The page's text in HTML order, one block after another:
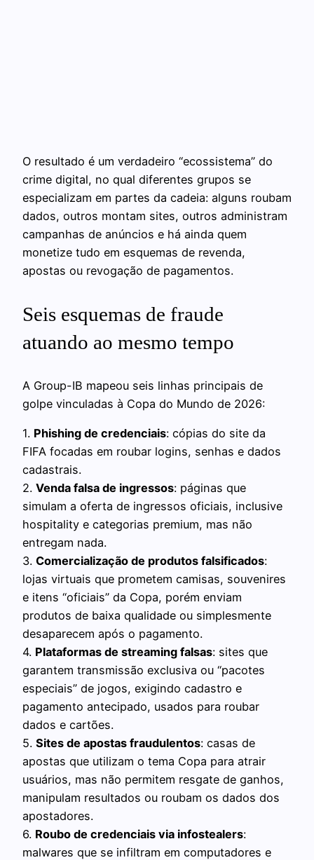
O resultado é um verdadeiro “ecossistema” do
crime digital, no qual diferentes grupos se
especializam em partes da cadeia: alguns roubam
dados, outros montam sites, outros administram
campanhas de anúncios e há ainda quem
monetize tudo em esquemas de revenda,
apostas ou revogação de pagamentos.
Seis esquemas de fraude
atuando ao mesmo tempo
A Group-IB mapeou seis linhas principais de
golpe vinculadas à Copa do Mundo de 2026:
1. Phishing de credenciais: cópias do site da
FIFA focadas em roubar logins, senhas e dados
cadastrais.
2. Venda falsa de ingressos: páginas que
simulam a oferta de ingressos oficiais, inclusive
hospitality e categorias premium, mas não
entregam nada.
3. Comercialização de produtos falsificados:
lojas virtuais que prometem camisas, souvenires
e itens “oficiais” da Copa, porém enviam
produtos de baixa qualidade ou simplesmente
desaparecem após o pagamento.
4. Plataformas de streaming falsas: sites que
garantem transmissão exclusiva ou “pacotes
especiais” de jogos, exigindo cadastro e
pagamento antecipado, usados para roubar
dados e cartões.
5. Sites de apostas fraudulentos: casas de
apostas que utilizam o tema Copa para atrair
usuários, mas não permitem resgate de ganhos,
manipulam resultados ou roubam os dados dos
apostadores.
6. Roubo de credenciais via infostealers:
malwares que se infiltram em computadores e